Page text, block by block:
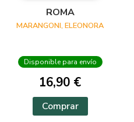
ROMA
MARANGONI, ELEONORA
Disponible para envío
16,90 €
Comprar